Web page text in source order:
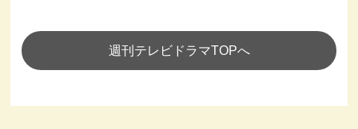
週刊テレビドラマTOPへ